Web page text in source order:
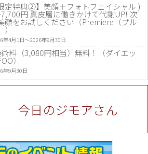
定特典②】美顔＋フォトフェイシャル )
円 真皮層に働きかけて代謝UP! 次
顔をお試しください（Premiere（プル
）
年4月1日〜2026年9月30日
料（3,080円相当）無料！（ダイエッ
）
年9月30日
「ジモア見た」で更に買い取り金額 U
トと新品商品は除く（大黒屋 高田馬場
年9月30日
特典★ お会計より全品5％OFF（ナチ
ンドメイドショップ［マキマキ］）
年9月30日まで
今日のジモアさん